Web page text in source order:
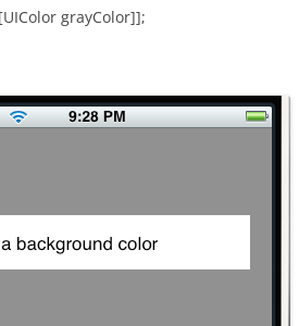
grayColor]];